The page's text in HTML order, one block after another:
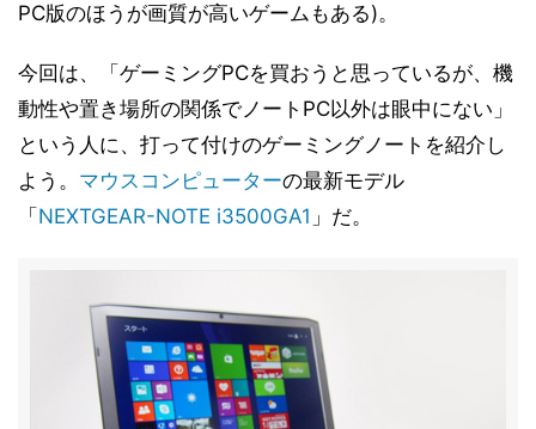
PC版のほうが画質が高いゲームもある)。
今回は、「ゲーミングPCを買おうと思っているが、機
動性や置き場所の関係でノートPC以外は眼中にない」
という人に、打って付けのゲーミングノートを紹介し
よう。 マウスコンピューターの最新モデル
「 NEXTGEAR-NOTE i3500GA1 」だ。